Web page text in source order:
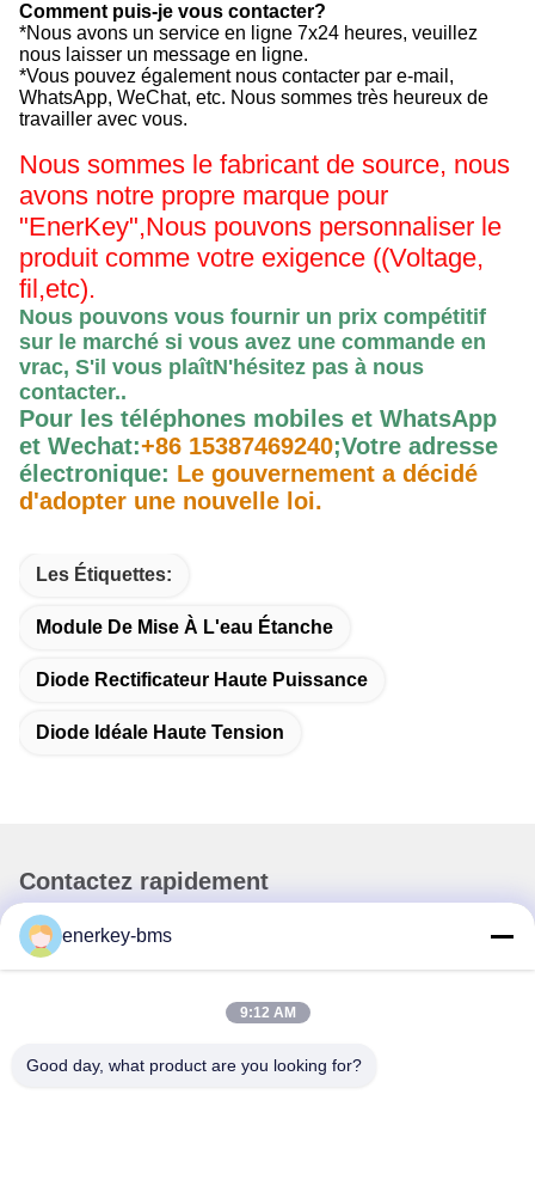
Comment puis-je vous contacter?
*Nous avons un service en ligne 7x24 heures, veuillez
nous laisser un message en ligne.
*Vous pouvez également nous contacter par e-mail,
WhatsApp, WeChat, etc. Nous sommes très heureux de
travailler avec vous.
Nous sommes le fabricant de source, nous
avons notre propre marque pour
"EnerKey",Nous pouvons personnaliser le
produit comme votre exigence ((Voltage,
fil,etc).
Nous pouvons vous fournir un prix compétitif
sur le marché si vous avez une commande en
vrac, S'il vous plaîtN'hésitez pas à nous
contacter..
Pour les téléphones mobiles et WhatsApp
et Wechat:+86 15387469240;Votre adresse
électronique: Le gouvernement a décidé
d'adopter une nouvelle loi.
Les Étiquettes:
Module De Mise À L'eau Étanche
Diode Rectificateur Haute Puissance
Diode Idéale Haute Tension
Contactez rapidement
Adresse
La zone A, 9e étage, bâtiment G, parc industriel à faible
teneur en carbone de Guancheng, communauté Shangcun,
rue Gongming, district de Guangming, Shenzhen, Chine,
enerkey-bms
9:12 AM
Good day, what product are you looking for?